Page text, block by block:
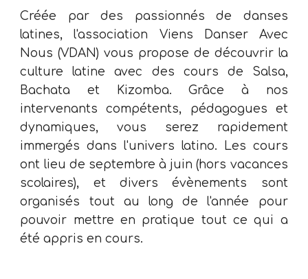
Créée par des passionnés de danses
latines, l'association Viens Danser Avec
Nous (VDAN) vous propose de découvrir la
culture latine avec des cours de Salsa,
Bachata et Kizomba. Grâce à nos
intervenants compétents, pédagogues et
dynamiques, vous serez rapidement
immergés dans l'univers latino. Les cours
ont lieu de septembre à juin (hors vacances
scolaires), et divers évènements sont
organisés tout au long de l'année pour
pouvoir mettre en pratique tout ce qui a
été appris en cours.